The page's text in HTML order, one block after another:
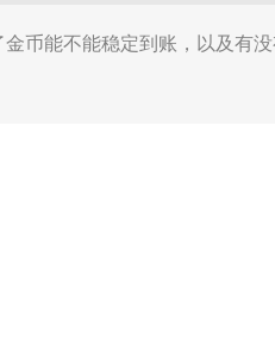
币能不能稳定到账，以及有